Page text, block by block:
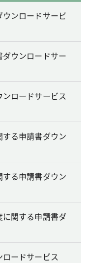
ンロードサービ
ウンロードサー
ロードサービス
る申請書ダウン
る申請書ダウン
関する申請書ダ
ードサービス